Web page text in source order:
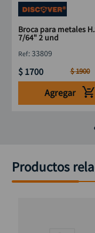
Broca para metales
7/64" 2 und
:33809
$ 1700 $1900
Agregar
Productos